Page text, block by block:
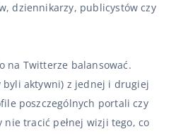
dziennikarzy, publicystów czy
na Twitterze balansować.
byli aktywni) z jednej i drugiej
poszczególnych portali czy
nie tracić pełnej wizji tego, co